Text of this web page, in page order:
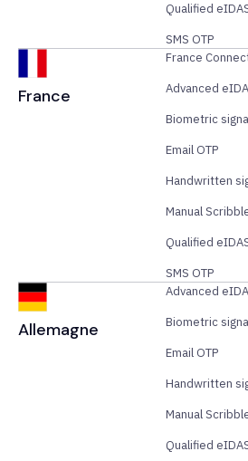
Qualified
SMS OTP
France
France
Advanced
Biometric
Email OTP
Handwritten
Manual
Qualified
SMS OTP
Allemagne
Advanced
Biometric
Email OTP
Handwritten
Manual
Qualified